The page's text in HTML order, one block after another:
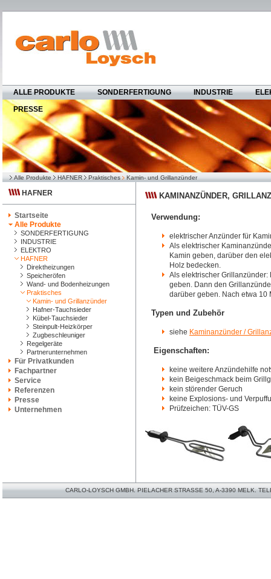
ALLE PRODUKTE SONDERFERTIGUNG INDUSTRIE
PRESSE
Alle Produkte HAFNER Praktisches Kamin- und Grillanzünder
HAFNER
Startseite
Alle Produkte
SONDERFERTIGUNG
INDUSTRIE
ELEKTRO
HAFNER
Direktheizungen
Speicheröfen
Wand- und Bodenheizungen
Praktisches
Kamin- und Grillanzünder
Hafner-Tauchsieder
Kübel-Tauchsieder
Steinpult-Heizkörper
Zugbeschleuniger
Regelgeräte
Partnerunternehmen
Für Privatkunden
Fachpartner
Service
Referenzen
Presse
Unternehmen
KAMINANZÜNDER,
Verwendung:
elektrischer Anzünder für
Als elektrischer
Kamin geben, darüber den
Holz bedecken.
Als elektrischer
geben. Dann den
darüber geben. Nach etwa 10
Typen und Zubehör
siehe Kaminanzünder /
Eigenschaften:
keine weitere Anzündehilfe
kein Beigeschmack beim
kein störender Geruch
keine Explosions- und
Prüfzeichen: TÜV-GS
CARLO-LOYSCH GMBH. PIELACHER STRASSE 50, A-3390 MELK.